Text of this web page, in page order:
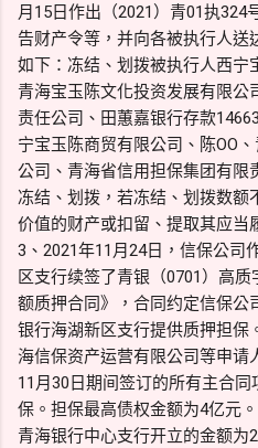
月15日作出（2021）青01执324
告财产令等，并向各被执行人送
如下：冻结、划拨被执行人西宁
青海宝玉陈文化投资发展有限公
责任公司、田蕙嘉银行存款
宁宝玉陈商贸有限公司、陈OO
公司、青海省信用担保集团有限
冻结、划拨，若冻结、划拨数额
价值的财产或扣留、提取其应
3、2021年11月24日，信保公司
区支行续签了青银（0701）高
额质押合同》，合同约定信保公
银行海湖新区支行提供质押担保
海信保资产运营有限公司等申请
11月30日期间签订的所有主合
保。担保最高债权金额为4亿元
青海银行中心支行开立的金额为